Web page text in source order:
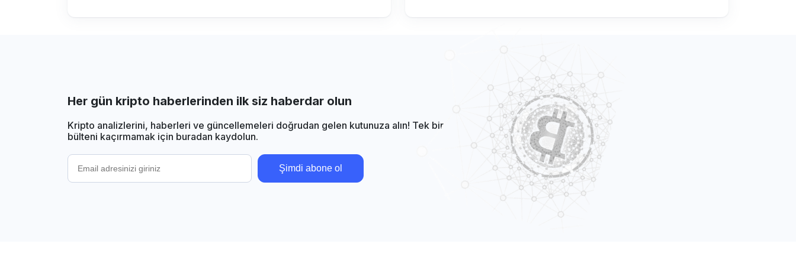
Her gün kripto haberlerinden ilk siz haberdar olun
Kripto analizlerini, haberleri ve güncellemeleri doğrudan gelen kutunuza alın! Tek bir
bülteni kaçırmamak için buradan kaydolun.
Şimdi abone ol